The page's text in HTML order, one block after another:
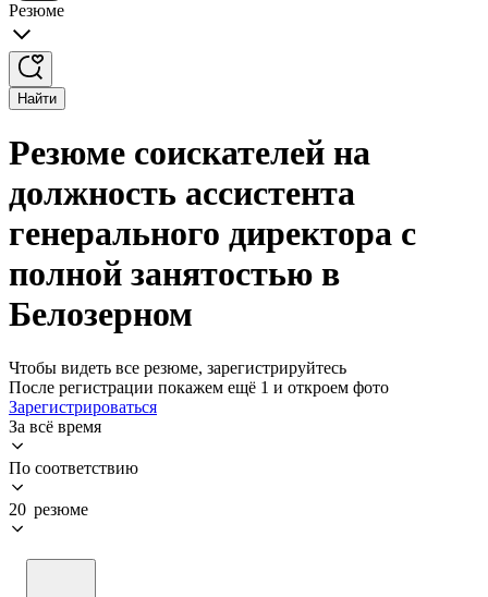
Резюме
Найти
Резюме соискателей на
должность ассистента
генерального директора с
полной занятостью в
Белозерном
Чтобы видеть все резюме, зарегистрируйтесь
После регистрации покажем ещё 1 и откроем фото
Зарегистрироваться
За всё время
По соответствию
20 резюме